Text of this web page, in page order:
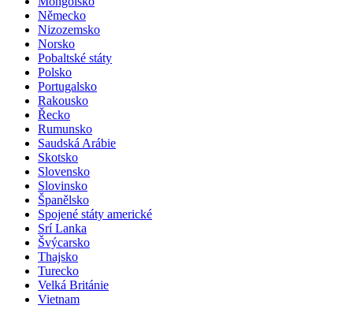
Maroko
Mongolsko
Německo
Nizozemsko
Norsko
Pobaltské státy
Polsko
Portugalsko
Rakousko
Řecko
Rumunsko
Saudská Arábie
Skotsko
Slovensko
Slovinsko
Španělsko
Spojené státy americké
Srí Lanka
Švýcarsko
Thajsko
Turecko
Velká Británie